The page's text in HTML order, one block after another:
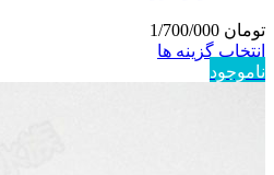
تومان
انتخاب گزینه ها
ناموجود